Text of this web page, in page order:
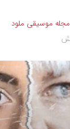
مجله موسیقی ملود